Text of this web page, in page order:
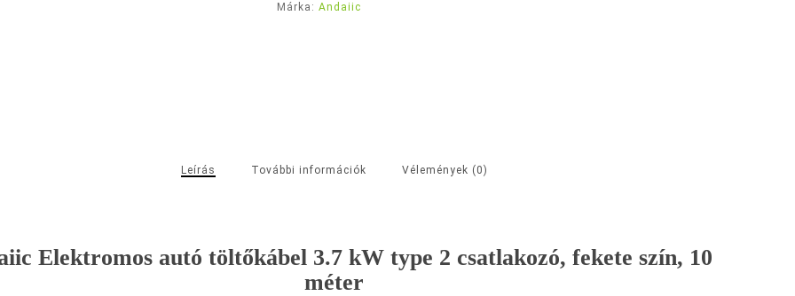
Márka:Andaiic
Leírás További információk Vélemények (0)
Elektromos autó töltőkábel 3.7 kW type 2 csatlakozó, fekete szín, 10
méter